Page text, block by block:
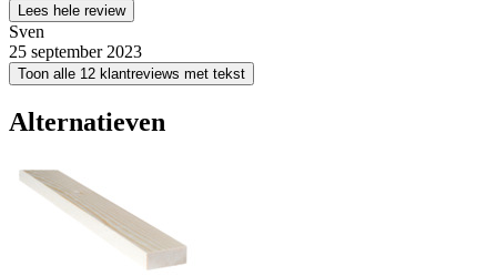
Lees hele review
Sven
25 september 2023
Toon alle 12 klantreviews met tekst
Alternatieven